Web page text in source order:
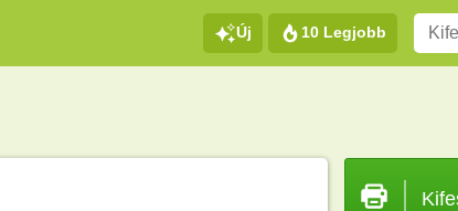
Új 10 Legjobb